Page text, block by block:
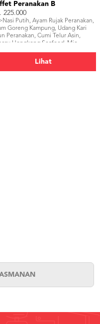
Peranakan B
225.000
Putih, Ayam Rujak Peranakan,
Goreng Kampung, Udang Kari
Peranakan, Cumi Telur Asin,
Hongkong Seafood, Mie
Kerupuk, Sambal, Buah
Lihat